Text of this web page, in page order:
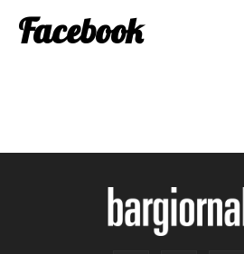
Facebook